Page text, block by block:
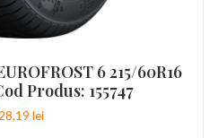
6 215/60R16
Produs: 155747
lei